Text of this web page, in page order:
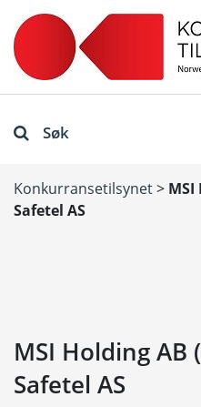
Søk
Konkurransetilsynet> MSI
Safetel AS
MSI Holding AB
Safetel AS